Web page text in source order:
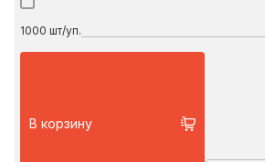
1000 шт/уп.
В корзину